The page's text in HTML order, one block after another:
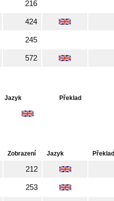
216
424
245
572
Jazyk Překlad
Zobrazení Jazyk Překlad
212
253